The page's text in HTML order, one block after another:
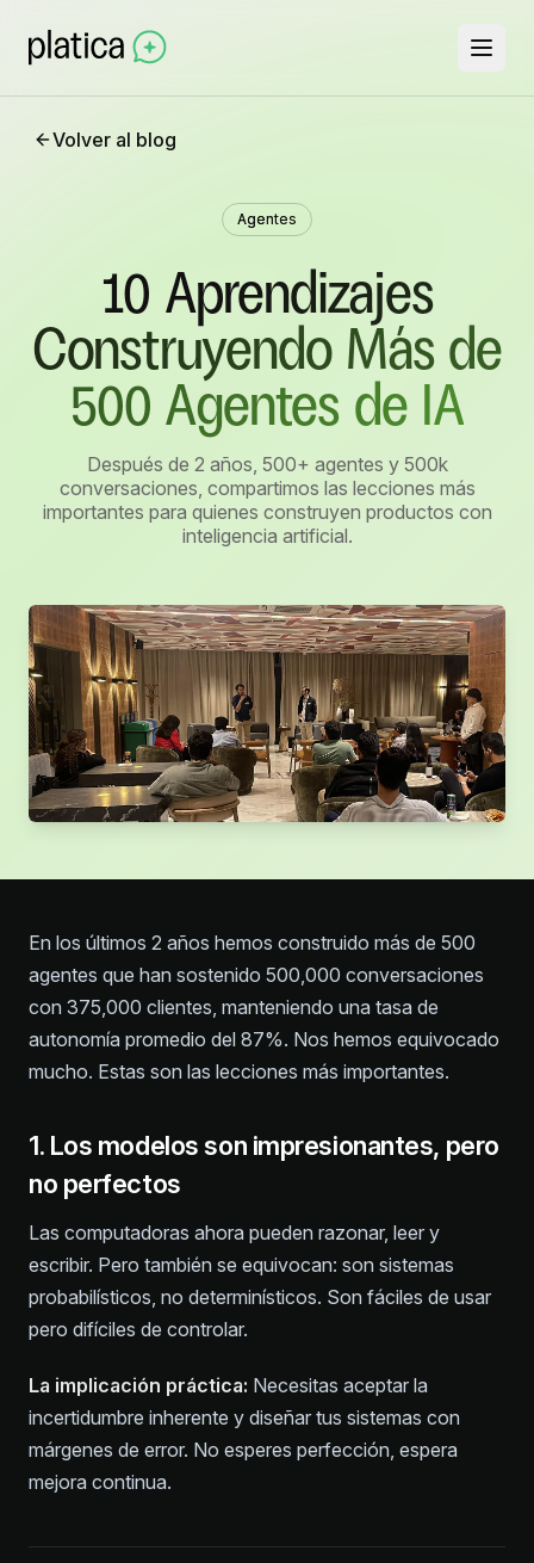
Volver al blog
Agentes
10 Aprendizajes
Construyendo Más de
500 Agentes de IA
Después de 2 años, 500+ agentes y 500k
conversaciones, compartimos las lecciones más
importantes para quienes construyen productos con
inteligencia artificial.
En los últimos 2 años hemos construido más de 500
agentes que han sostenido 500,000 conversaciones
con 375,000 clientes, manteniendo una tasa de
autonomía promedio del 87%. Nos hemos equivocado
mucho. Estas son las lecciones más importantes.
1. Los modelos son impresionantes, pero
no perfectos
Las computadoras ahora pueden razonar, leer y
escribir. Pero también se equivocan: son sistemas
probabilísticos, no determinísticos. Son fáciles de usar
pero difíciles de controlar.
La implicación práctica: Necesitas aceptar la
incertidumbre inherente y diseñar tus sistemas con
márgenes de error. No esperes perfección, espera
mejora continua.